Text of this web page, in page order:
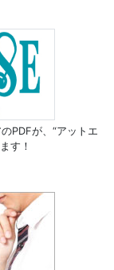
PDFが、 “アットエ
す！